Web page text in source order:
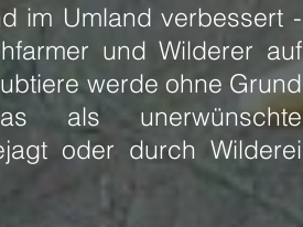
im Umland verbessert -
und Wilderer auf
werde ohne Grund
als unerwünschte
oder durch Wilderei